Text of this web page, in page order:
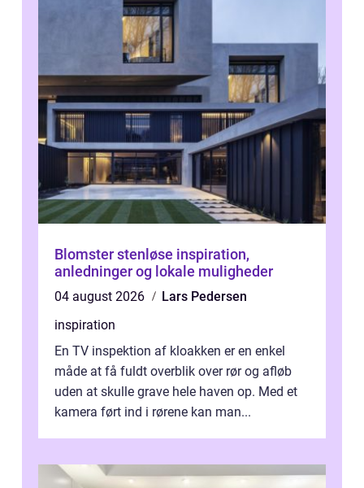
Blomster stenløse inspiration,
anledninger og lokale muligheder
04 august 2026
Lars Pedersen
inspiration
En TV inspektion af kloakken er en enkel
måde at få fuldt overblik over rør og afløb
uden at skulle grave hele haven op. Med et
kamera ført ind i rørene kan man...